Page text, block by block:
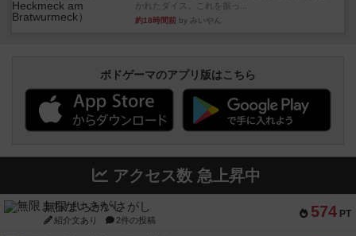
かれたダイス。これを振っ...
約18時間前 by みいやん
ボドゲーマのアプリ版はこちら
アクセス数 急上昇中
574 PT
無限まちがいさがし
紹介文あり 2件の投稿